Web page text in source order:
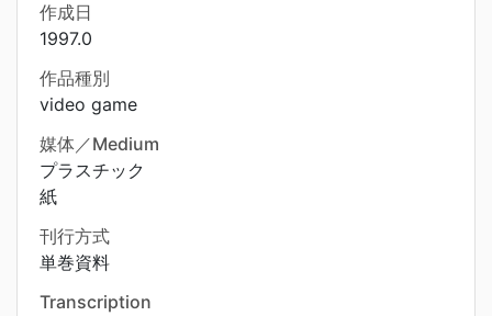
作成日
1997.0
作品種別
video game
媒体／Medium
プラスチック
紙
刊行方式
単巻資料
Transcription